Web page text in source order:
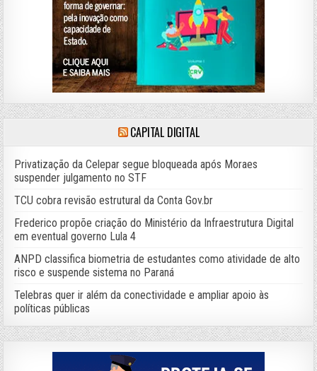
CAPITAL DIGITAL
Privatização da Celepar segue bloqueada após Moraes
suspender julgamento no STF
TCU cobra revisão estrutural da Conta Gov.br
Frederico propõe criação do Ministério da Infraestrutura Digital
em eventual governo Lula 4
ANPD classifica biometria de estudantes como atividade de alto
risco e suspende sistema no Paraná
Telebras quer ir além da conectividade e ampliar apoio às
políticas públicas